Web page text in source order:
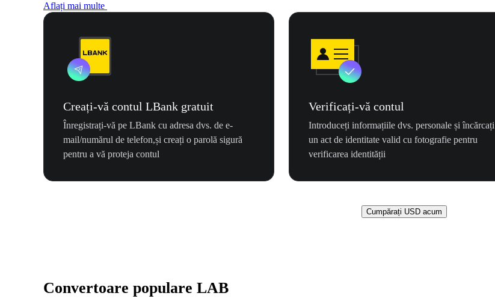
Aflați mai multe
Creați-vă contul LBank gratuit
Înregistrați-vă pe LBank cu adresa dvs. de e-
mail/numărul de telefon,și creați o parolă sigură
pentru a vă proteja contul
Verificați-vă contul
Introduceți informațiile dvs. personale și încărcați
un act de identitate valid cu fotografie pentru
verificarea identității
Cumpărați USD acum
Convertoare populare LAB